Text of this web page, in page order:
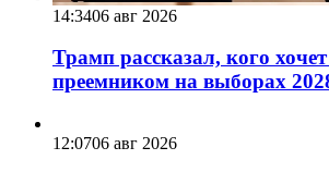
14:3406 авг 2026
Трамп рассказал, кого
преемником на выборах
12:0706 авг 2026